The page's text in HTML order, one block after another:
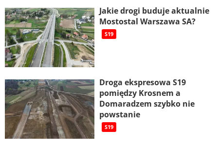
Jakie drogi buduje aktualnie
Mostostal Warszawa SA?
S19
Droga ekspresowa S19
pomiędzy Krosnem a
Domaradzem szybko nie
powstanie
S19